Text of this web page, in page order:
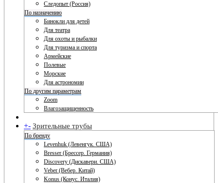
Следопыт (Россия)
По назначению
Бинокли для детей
Для театра
Для охоты и рыбалки
Для туризма и спорта
Армейские
Полевые
Морские
Для астрономии
По другим параметрам
Zoom
Влагозащищенность
+- Зрительные трубы
По бренду
Levenhuk (Левенгук. США)
Bresser (Брессер. Германия)
Discovery (Дискавери. США)
Veber (Вебер. Китай)
Konus (Конус. Италия)